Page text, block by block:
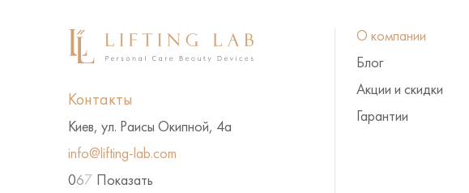
Контакты
Киев, ул. Раисы Окипной, 4а
info@lifting-lab.com
067 Показать
О компании
Блог
Акции и скидки
Гарантии